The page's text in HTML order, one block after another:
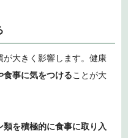
が大きく影響します。健康
食事に気をつける ことが大
類を積極的に食事に取り入